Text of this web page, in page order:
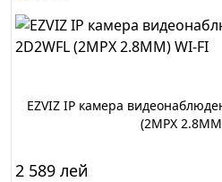
EZVIZ IP камера
(2MPX
2 589 лей